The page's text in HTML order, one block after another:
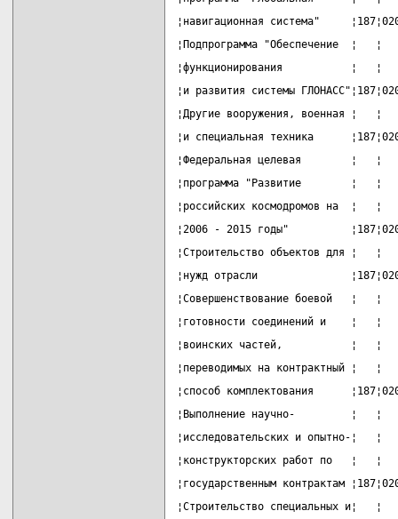
¦навигационная система"
¦Подпрограмма
¦функционирования
¦и развития системы
¦Другие вооружения,
¦и специальная техника
¦Федеральная целевая
¦программа "Развитие
¦российских космодромов
¦2006 - 2015 годы"
¦Строительство объектов
¦нужд отрасли
¦Совершенствование боевой
¦готовности соединений и
¦воинских частей,           ¦
¦переводимых на
¦способ комплектования
¦Выполнение научно-
¦исследовательских и
¦конструкторских работ по
¦государственным контрактам
¦Строительство